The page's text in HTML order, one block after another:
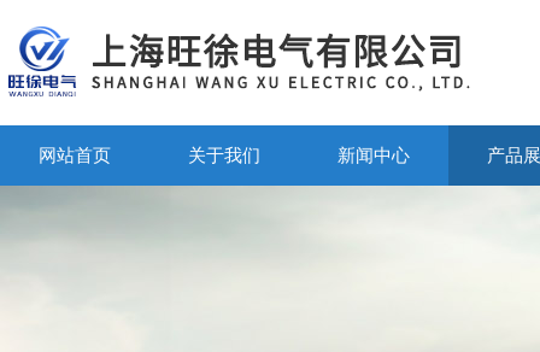
网站首页 关于我们 新闻中心 产品